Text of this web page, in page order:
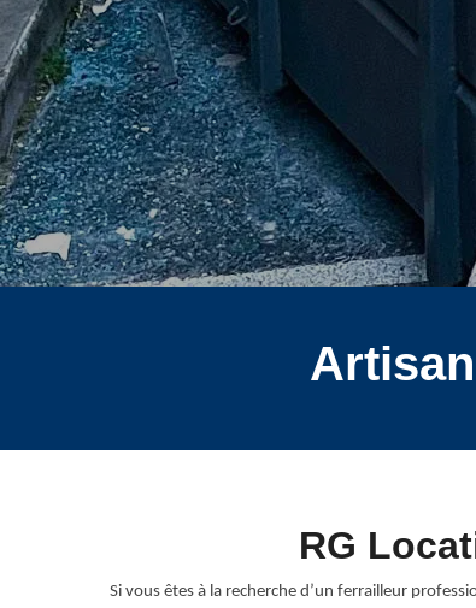
RG
Si vous êtes à la recherche d’un ferrailleur